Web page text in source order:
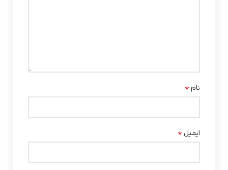
نام*
ایمیل*